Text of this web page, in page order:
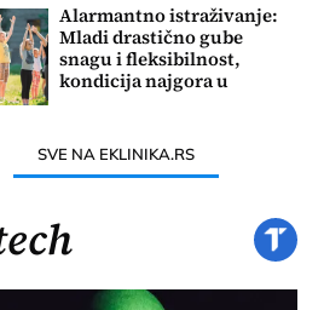
Alarmantno istraživanje:
Mladi drastično gube
snagu i fleksibilnost,
kondicija najgora u
SVE NA EKLINIKA.RS